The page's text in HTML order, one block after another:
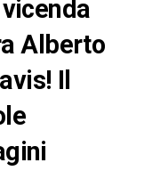
Alberto
Il